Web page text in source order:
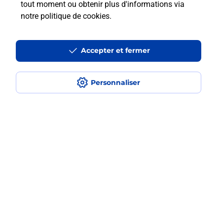
tout moment ou obtenir plus d'informations via
notre politique de cookies.
Personnaliser
Accepter et fermer
En Savoir Plus sur Saint-Hilaire-
Manche
ST HILAIRE DU HARCOUET
SAINT HILAIRE DU HARCOUET PDC1
Code de la Route